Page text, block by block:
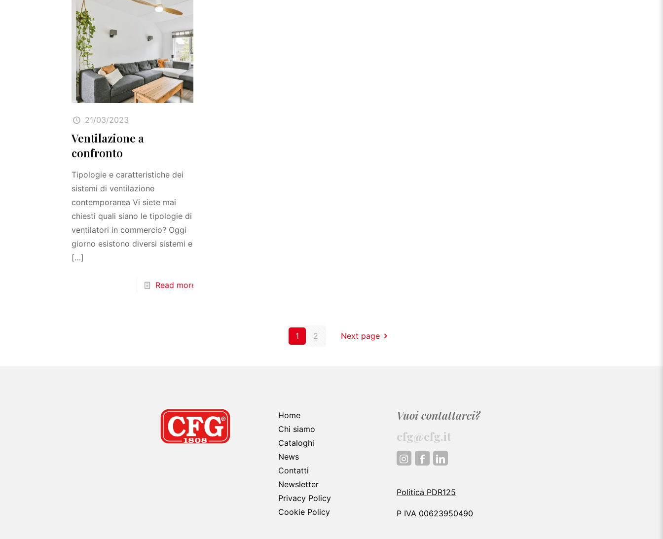
21/03/2023
Ventilazione a
confronto
Tipologie e caratteristiche dei
sistemi di ventilazione
contemporanea Vi siete mai
chiesti quali siano le tipologie di
ventilatori in commercio? Oggi
giorno esistono diversi sistemi e
[…]
Read more
1 2 Next page
Home
Chi siamo
Cataloghi
News
Contatti
Newsletter
Privacy Policy
Cookie Policy
Vuoi contattarci?
cfg@cfg.it
Politica PDR125
P IVA 00623950490